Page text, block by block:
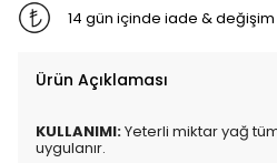
14 gün içinde iade & değişim
Ürün Açıklaması
KULLANIMI:Yeterli miktar yağ
uygulanır.